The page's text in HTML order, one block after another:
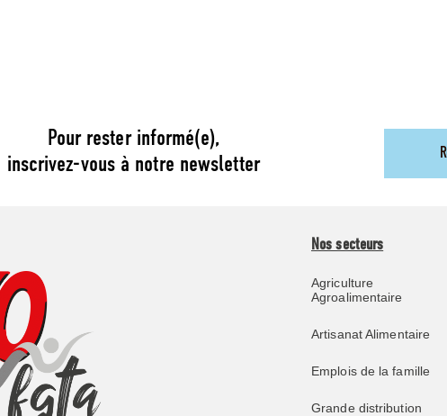
Pour rester informé(e),
inscrivez-vous à notre newsletter
Nos secteurs
Agriculture
Agroalimentaire
Artisanat Alimentaire
Emplois de la famille
Grande distribution